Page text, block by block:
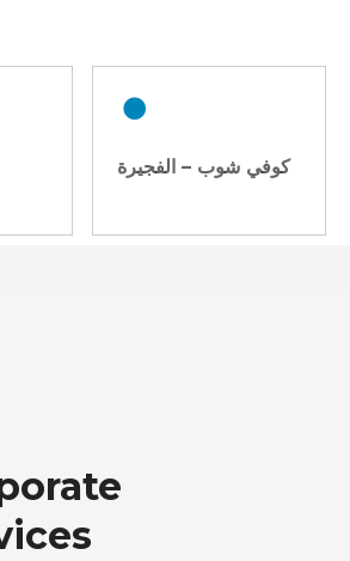
كوفي شوب – الفجيرة